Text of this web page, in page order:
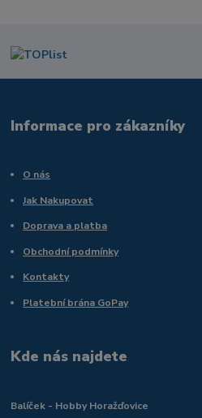
Informace pro zákazníky
O nás
Jak Nakupovat
Doprava a platba
Obchodní podmínky
Kontakty
Platební brána GoPay
Kde nás najdete
Balíček - Hobby Horažďovice